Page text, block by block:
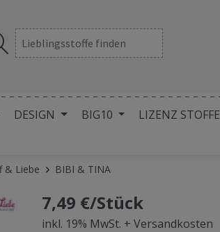
DESIGN BIG10 LIZENZ STOFFE
& Liebe BIBI & TINA
7,49 €/Stück
inkl. 19% MwSt. + Versandkosten